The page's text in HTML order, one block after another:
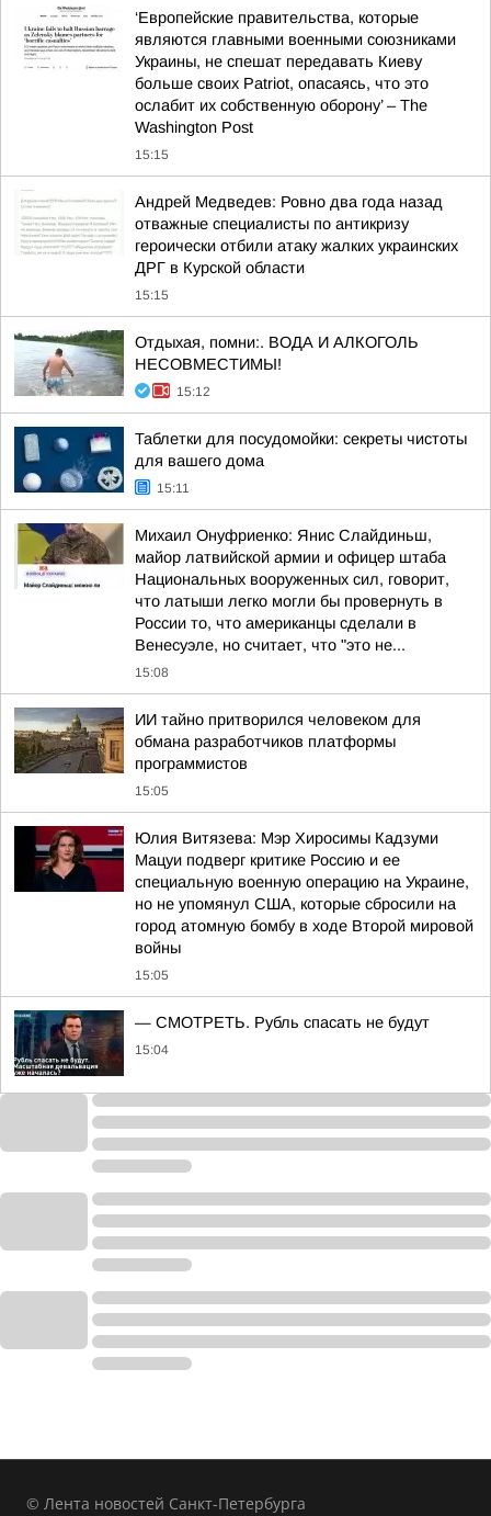
‘Европейские правительства, которые
являются главными военными союзниками
Украины, не спешат передавать Киеву
больше своих Patriot, опасаясь, что это
ослабит их собственную оборону’ – The
Washington Post
15:15
Андрей Медведев: Ровно два года назад
отважные специалисты по антикризу
героически отбили атаку жалких украинских
ДРГ в Курской области
15:15
Отдыхая, помни:. ВОДА И АЛКОГОЛЬ
НЕСОВМЕСТИМЫ!
15:12
Таблетки для посудомойки: секреты чистоты
для вашего дома
15:11
Михаил Онуфриенко: Янис Слайдиньш,
майор латвийской армии и офицер штаба
Национальных вооруженных сил, говорит,
что латыши легко могли бы провернуть в
России то, что американцы сделали в
Венесуэле, но считает, что "это не...
15:08
ИИ тайно притворился человеком для
обмана разработчиков платформы
программистов
15:05
Юлия Витязева: Мэр Хиросимы Кадзуми
Мацуи подверг критике Россию и ее
специальную военную операцию на Украине,
но не упомянул США, которые сбросили на
город атомную бомбу в ходе Второй мировой
войны
15:05
— СМОТРЕТЬ. Рубль спасать не будут
15:04
© Лента новостей Санкт-Петербурга